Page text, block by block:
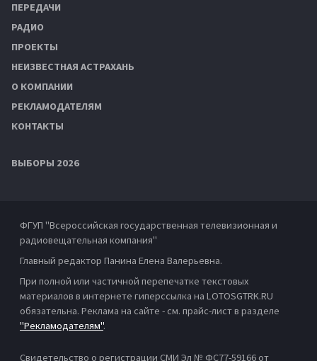
ПЕРЕДАЧИ
РАДИО
ПРОЕКТЫ
НЕИЗВЕСТНАЯ АСТРАХАНЬ
О КОМПАНИИ
РЕКЛАМОДАТЕЛЯМ
КОНТАКТЫ
ВЫБОРЫ 2026
ФГУП "Всероссийская государственная телевизионная и
радиовещательная компания"
Главный редактор Панина Елена Валерьевна.
При полной или частичной перепечатке текстовых
материалов в интернете гиперссылка на LOTOSGTRK.RU
обязательна. Реклама на сайте - см. прайс-лист в разделе
"Рекламодателям".
Свидетельство о регистрации СМИ Эл № ФС77-59166 от